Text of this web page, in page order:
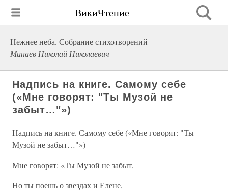
ВикиЧтение
Нежнее неба. Собрание стихотворений
Минаев Николай Николаевич
Надпись на книге. Самому себе
(«Мне говорят: "Ты Музой не
забыт…"»)
Надпись на книге. Самому себе («Мне говорят: "Ты
Музой не забыт…"»)
Мне говорят: «Ты Музой не забыт,
Но ты поешь о звездах и Елене,